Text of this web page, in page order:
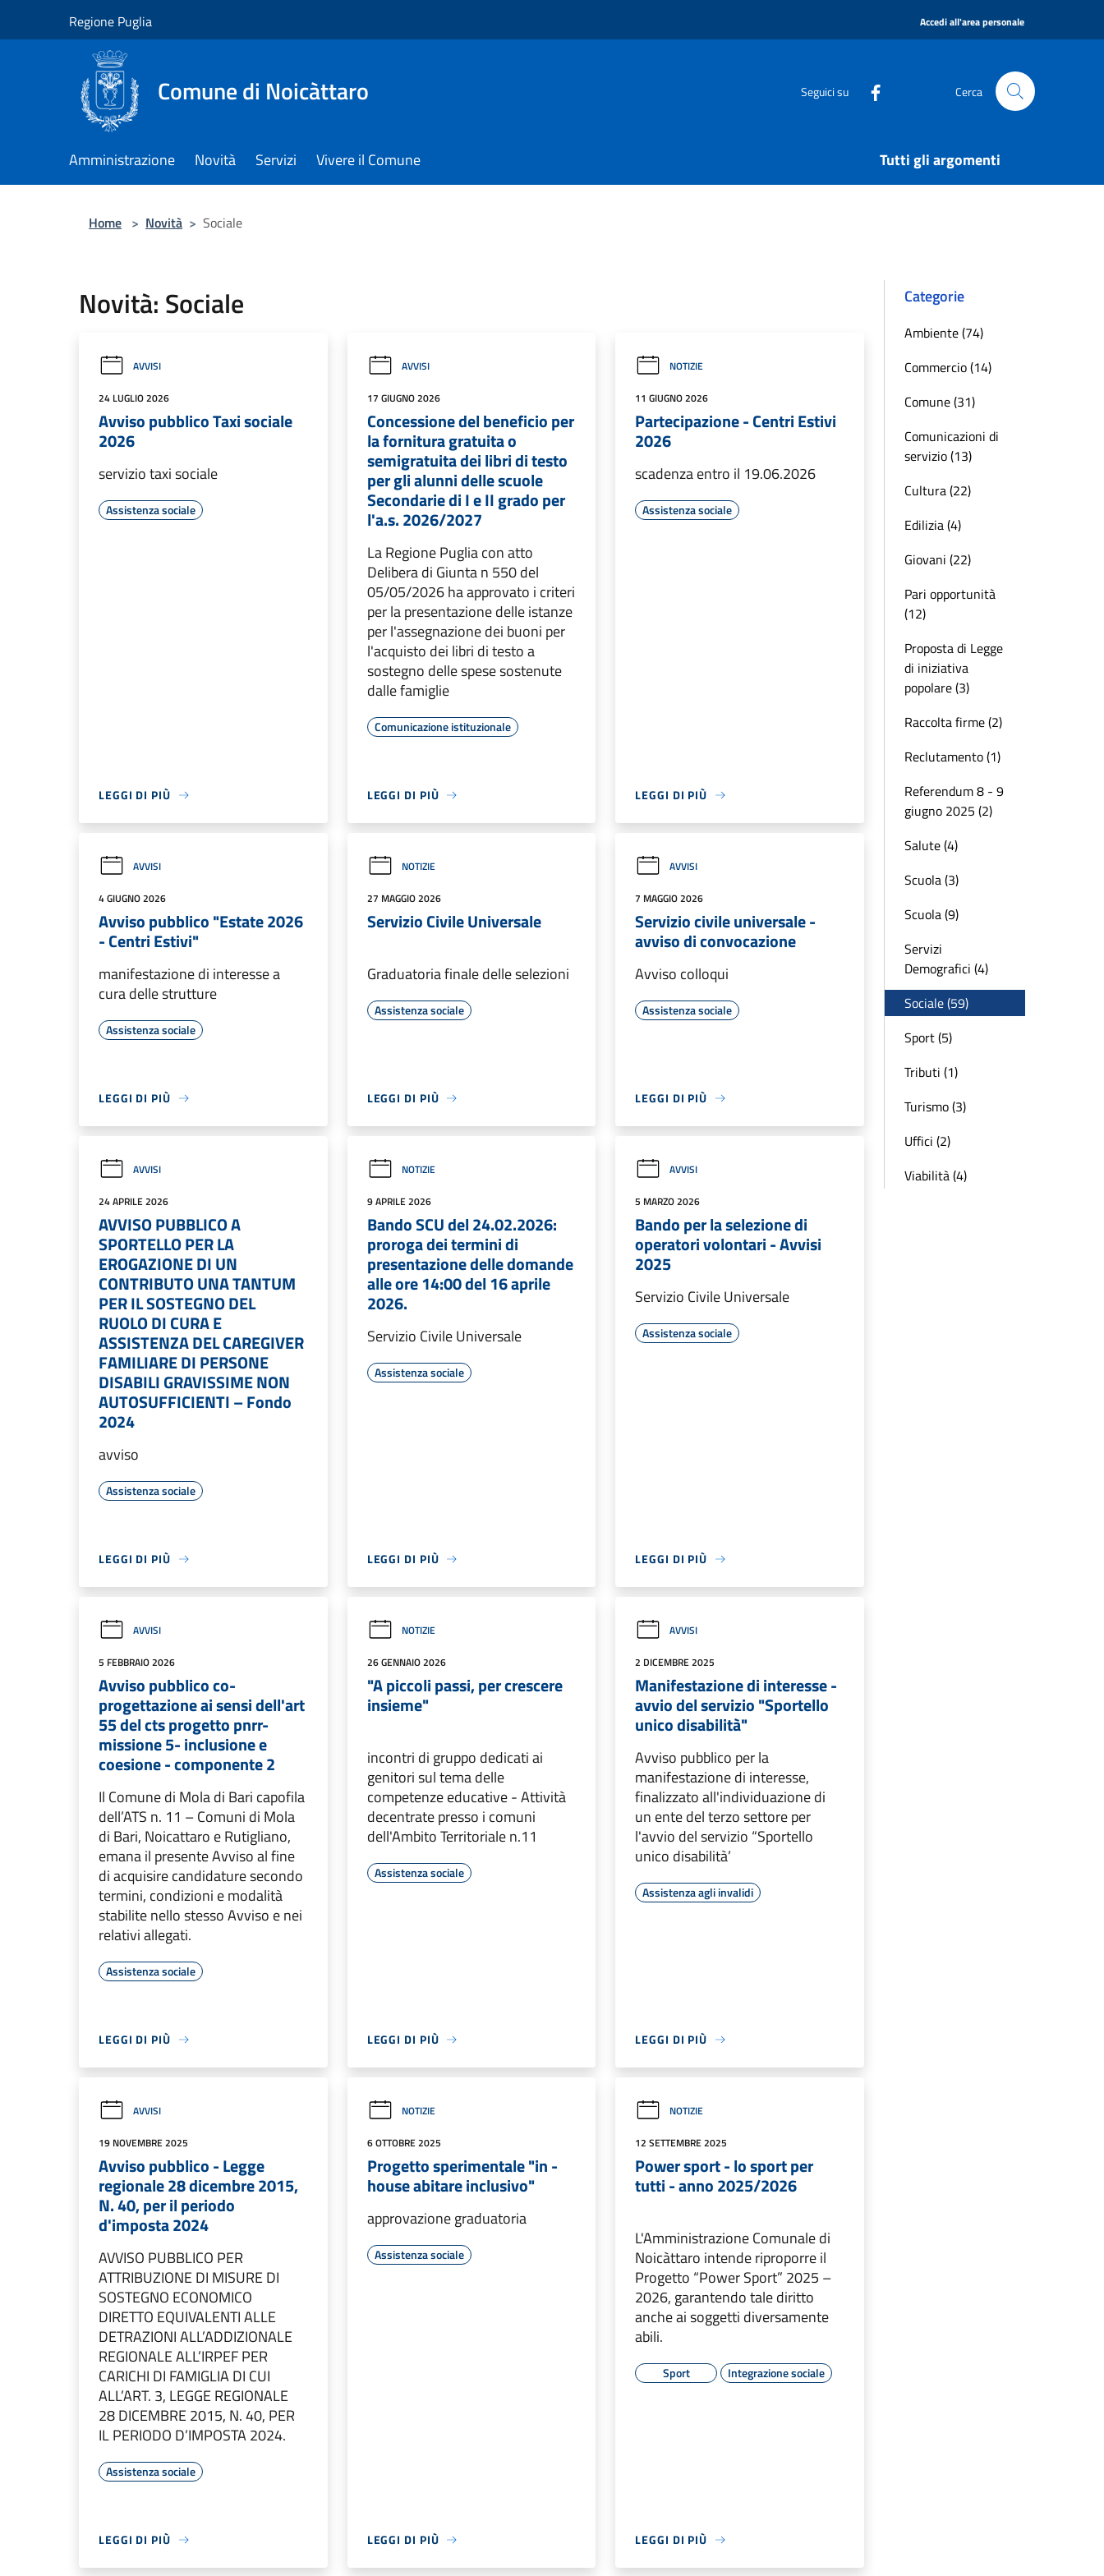
Regione Puglia Accedi all'area personale
Comune di Noicàttaro Seguici su Cerca
Amministrazione Novità Servizi Vivere il Comune Tutti gli argomenti
Home > Novità > Sociale
Novità: Sociale
AVVISI
24 LUGLIO 2026
Avviso pubblico Taxi sociale
2026
servizio taxi sociale
Assistenza sociale
LEGGI DI PIÙ
AVVISI
17 GIUGNO 2026
Concessione del beneficio per
la fornitura gratuita o
semigratuita dei libri di testo
per gli alunni delle scuole
Secondarie di I e II grado per
l'a.s. 2026/2027
La Regione Puglia con atto
Delibera di Giunta n 550 del
05/05/2026 ha approvato i criteri
per la presentazione delle istanze
per l'assegnazione dei buoni per
l'acquisto dei libri di testo a
sostegno delle spese sostenute
dalle famiglie
Comunicazione istituzionale
LEGGI DI PIÙ
NOTIZIE
11 GIUGNO 2026
Partecipazione - Centri Estivi
2026
scadenza entro il 19.06.2026
Assistenza sociale
LEGGI DI PIÙ
AVVISI
4 GIUGNO 2026
Avviso pubblico "Estate 2026
- Centri Estivi"
manifestazione di interesse a
cura delle strutture
Assistenza sociale
LEGGI DI PIÙ
NOTIZIE
27 MAGGIO 2026
Servizio Civile Universale
Graduatoria finale delle selezioni
Assistenza sociale
LEGGI DI PIÙ
AVVISI
7 MAGGIO 2026
Servizio civile universale -
avviso di convocazione
Avviso colloqui
Assistenza sociale
LEGGI DI PIÙ
AVVISI
24 APRILE 2026
AVVISO PUBBLICO A
SPORTELLO PER LA
EROGAZIONE DI UN
CONTRIBUTO UNA TANTUM
PER IL SOSTEGNO DEL
RUOLO DI CURA E
ASSISTENZA DEL CAREGIVER
FAMILIARE DI PERSONE
DISABILI GRAVISSIME NON
AUTOSUFFICIENTI – Fondo
2024
avviso
Assistenza sociale
LEGGI DI PIÙ
NOTIZIE
9 APRILE 2026
Bando SCU del 24.02.2026:
proroga dei termini di
presentazione delle domande
alle ore 14:00 del 16 aprile
2026.
Servizio Civile Universale
Assistenza sociale
LEGGI DI PIÙ
AVVISI
5 MARZO 2026
Bando per la selezione di
operatori volontari - Avvisi
2025
Servizio Civile Universale
Assistenza sociale
LEGGI DI PIÙ
AVVISI
5 FEBBRAIO 2026
Avviso pubblico co-
progettazione ai sensi dell'art
55 del cts progetto pnrr-
missione 5- inclusione e
coesione - componente 2
Il Comune di Mola di Bari capofila
dell’ATS n. 11 – Comuni di Mola
di Bari, Noicattaro e Rutigliano,
emana il presente Avviso al fine
di acquisire candidature secondo
termini, condizioni e modalità
stabilite nello stesso Avviso e nei
relativi allegati.
Assistenza sociale
LEGGI DI PIÙ
NOTIZIE
26 GENNAIO 2026
"A piccoli passi, per crescere
insieme"
incontri di gruppo dedicati ai
genitori sul tema delle
competenze educative - Attività
decentrate presso i comuni
dell'Ambito Territoriale n.11
Assistenza sociale
LEGGI DI PIÙ
AVVISI
2 DICEMBRE 2025
Manifestazione di interesse -
avvio del servizio "Sportello
unico disabilità"
Avviso pubblico per la
manifestazione di interesse,
finalizzato all'individuazione di
un ente del terzo settore per
l'avvio del servizio “Sportello
unico disabilità’
Assistenza agli invalidi
LEGGI DI PIÙ
AVVISI
19 NOVEMBRE 2025
Avviso pubblico - Legge
regionale 28 dicembre 2015,
N. 40, per il periodo
d'imposta 2024
AVVISO PUBBLICO PER
ATTRIBUZIONE DI MISURE DI
SOSTEGNO ECONOMICO
DIRETTO EQUIVALENTI ALLE
DETRAZIONI ALL’ADDIZIONALE
REGIONALE ALL’IRPEF PER
CARICHI DI FAMIGLIA DI CUI
ALL’ART. 3, LEGGE REGIONALE
28 DICEMBRE 2015, N. 40, PER
IL PERIODO D’IMPOSTA 2024.
Assistenza sociale
LEGGI DI PIÙ
NOTIZIE
6 OTTOBRE 2025
Progetto sperimentale "in -
house abitare inclusivo"
approvazione graduatoria
Assistenza sociale
LEGGI DI PIÙ
NOTIZIE
12 SETTEMBRE 2025
Power sport - lo sport per
tutti - anno 2025/2026
L'Amministrazione Comunale di
Noicàttaro intende riproporre il
Progetto “Power Sport” 2025 –
2026, garantendo tale diritto
anche ai soggetti diversamente
abili.
Sport Integrazione sociale
LEGGI DI PIÙ
Categorie
Ambiente (74)
Commercio (14)
Comune (31)
Comunicazioni di
servizio (13)
Cultura (22)
Edilizia (4)
Giovani (22)
Pari opportunità
(12)
Proposta di Legge
di iniziativa
popolare (3)
Raccolta firme (2)
Reclutamento (1)
Referendum 8 - 9
giugno 2025 (2)
Salute (4)
Scuola (3)
Scuola (9)
Servizi
Demografici (4)
Sociale (59)
Sport (5)
Tributi (1)
Turismo (3)
Uffici (2)
Viabilità (4)